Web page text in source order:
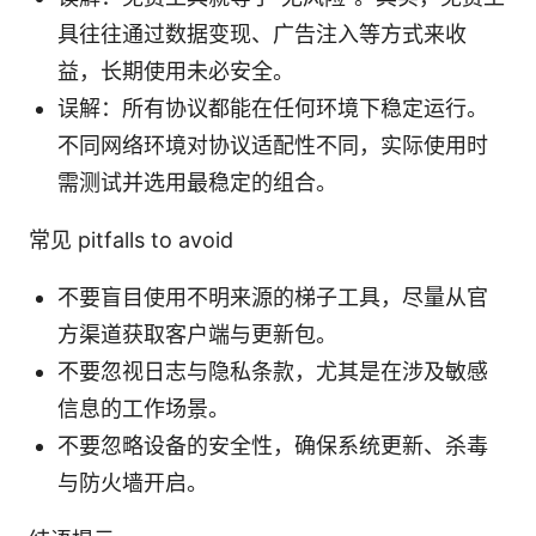
具往往通过数据变现、广告注入等方式来收
益，长期使用未必安全。
误解：所有协议都能在任何环境下稳定运行。
不同网络环境对协议适配性不同，实际使用时
需测试并选用最稳定的组合。
常见 pitfalls to avoid
不要盲目使用不明来源的梯子工具，尽量从官
方渠道获取客户端与更新包。
不要忽视日志与隐私条款，尤其是在涉及敏感
信息的工作场景。
不要忽略设备的安全性，确保系统更新、杀毒
与防火墙开启。